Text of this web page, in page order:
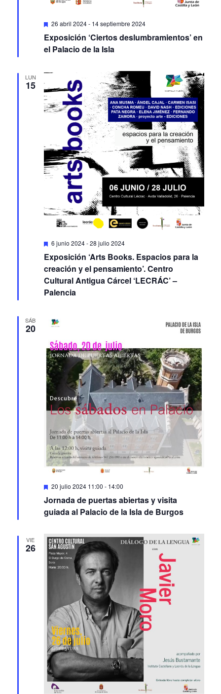
Featured
26 abril 2024- 14 septiembre 2024
Exposición ‘Ciertos deslumbramientos’ en
el Palacio de la Isla
LUN
15
Featured
6 junio 2024-28 julio 2024
Exposición ‘Arts Books. Espacios para la
creación y el pensamiento’. Centro
Cultural Antigua Cárcel ‘LECRÁC’ –
Palencia
SÁB
20
Featured
20 julio 2024 11:00 - 14:00
Jornada de puertas abiertas y visita
guiada al Palacio de la Isla de Burgos
VIE
26